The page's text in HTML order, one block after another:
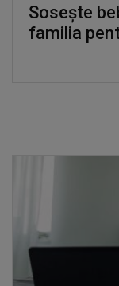
Sosește
familia